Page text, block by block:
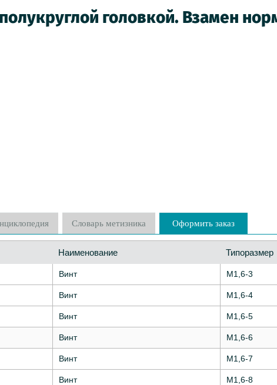
головкой. Взамен
Словарь метизника Оформить заказ
Наименование Типоразмер
Винт М1,6-3
Винт М1,6-4
Винт М1,6-5
Винт М1,6-6
Винт М1,6-7
Винт М1,6-8